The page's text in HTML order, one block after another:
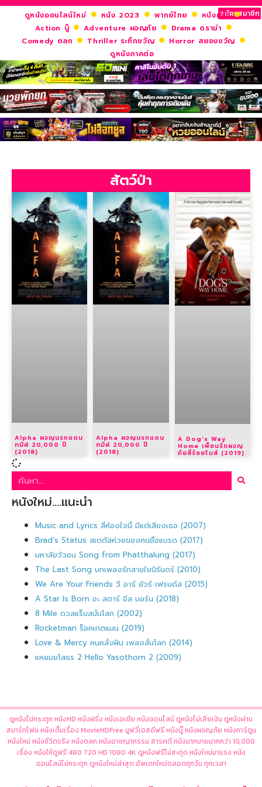
สมัครสมาชิก
ดูหนังออนไลน์ใหม่ หนัง 2023 พากย์ไทย
หนังฝรั่ง
Action บู๊
Adventure ผจญภัย
Drama ดราม่า
Comedy ตลก
Thriller ระทึกขวัญ
Horror สยองขวัญ
ดูหนังภาคต่อ
หนังใหม่….แนะนำ
Music and Lyrics สี่ห้องใจนี้ มีแต่เสียงเธอ (2007)
Brad’s Status สเตตัสห่วยของคนชื่อแบรด (2017)
มหาลัยวัวชน Song from Phatthalung (2017)
The Last Song บทเพลงรักสายใยนิรันดร์ (2010)
We Are Your Friends วี อาร์ ยัวร์ เฟรนด์ส (2015)
A Star Is Born อะ สตาร์ อีส บอร์น (2018)
8 Mile ดวลแร็บสนั่นโลก (2002)
Rocketman ร็อคเกตแมน (2019)
Love & Mercy คนคลั่งฝัน เพลงลั่นโลก (2014)
แหยมยโสธร 2 Hello Yasothorn 2 (2009)
สัตว์ป่า
Alpha ผจญนรกแดน
ทมิฬ 20,000 ปี
(2018)
Alpha ผจญนรกแดน
ทมิฬ 20,000 ปี
(2018)
A Dog’s Way
Home เพื่อนรักผจญ
ภัยสี่ร้อยไมล์ (2019)
ดูหนังไม่กระตุก หนังHD หนังฝรั่ง หนังเอเชีย หนังออนไลน์ ดูหนังไม่เสียเงิน ดูหนังผ่าน
สมาร์ทโฟน หนังเต็มเรื่อง MovieHDFree มูฟวี่เอสดีฟรี หนังบู๊ หนังผจญภัย หนังการ์ตูน
หนังใหม่ หนังชีวิตจริง หนังตลก หนังอาชญากรรม สารคดี หนังมากมายมากกว่า 10,000
เรื่อง หนังให้ดูฟรี 480 720 HD 1080 4K ดูหนังฟรีไม่สะดุด หนังใหม่มาแรง หนัง
ออนไลน์ไม่กระตุก ดูหนังใหม่ล่าสุด อัพเดทใหม่ตลอดทุกวัน ทุกเวลา